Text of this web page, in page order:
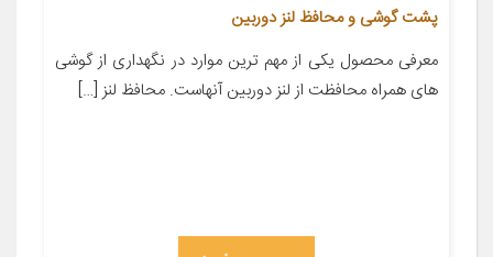
پشت گوشی و محافظ لنز دوربین
معرفی محصول یکی از مهم ترین موارد در نگهداری از گوشی
های همراه محافظت از لنز دوربین آنهاست. محافظ لنز […]